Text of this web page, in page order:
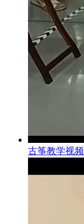
古筝教学视频